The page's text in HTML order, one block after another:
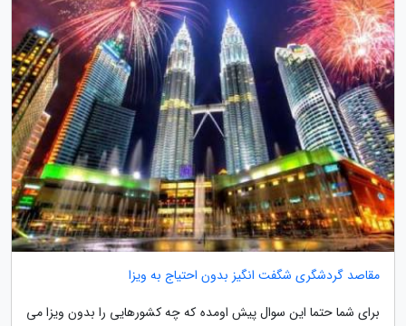
مقاصد گردشگری شگفت انگیز بدون احتیاج به ویزا
برای شما حتما این سوال پیش اومده که چه کشورهایی را بدون ویزا می